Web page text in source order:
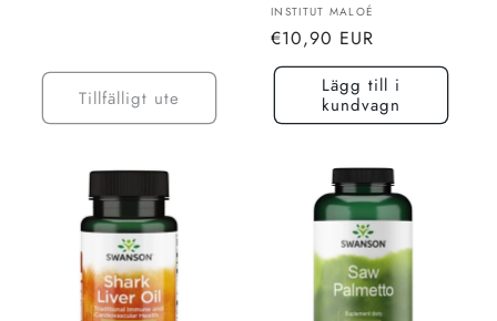
Tillfälligt ute
Säljare:
INSTITUT MALOÉ
Normalt
pris
€10,90 EUR
Lägg till i
kundvagn